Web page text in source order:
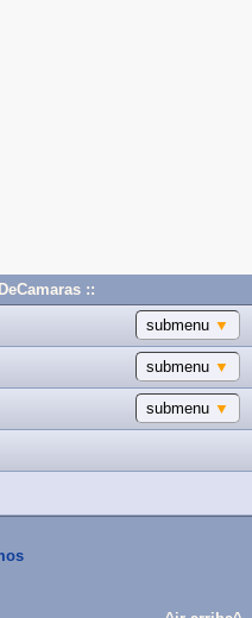
::
submenu ▼
submenu ▼
submenu ▼